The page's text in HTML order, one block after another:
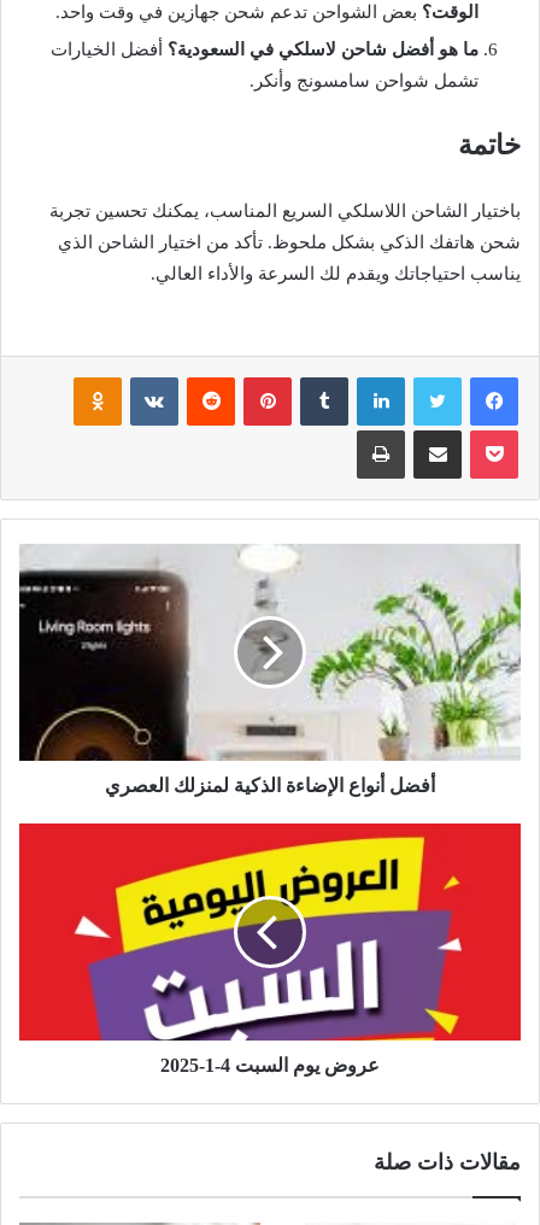
الوقت؟ بعض الشواحن تدعم شحن جهازين في وقت واحد.
ما هو أفضل شاحن لاسلكي في السعودية؟ أفضل الخيارات
تشمل شواحن سامسونج وأنكر.
خاتمة
باختيار الشاحن اللاسلكي السريع المناسب، يمكنك تحسين تجربة
شحن هاتفك الذكي بشكل ملحوظ. تأكد من اختيار الشاحن الذي
يناسب احتياجاتك ويقدم لك السرعة والأداء العالي.
فيسبوك تويتر لينكدإن بينتيريست
بوكيت مشاركة عبر البريد طباعة
أفضل أنواع الإضاءة الذكية لمنزلك العصري
عروض يوم السبت 4-1-2025
مقالات ذات صلة